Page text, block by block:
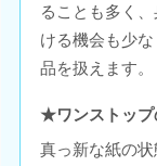
ることも多く
ける機会も少
品を扱えます。
★ワンストップ
真っ新な紙の